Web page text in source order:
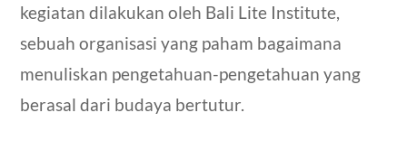
kegiatan dilakukan oleh Bali Lite Institute,
sebuah organisasi yang paham bagaimana
menuliskan pengetahuan-pengetahuan yang
berasal dari budaya bertutur.